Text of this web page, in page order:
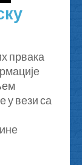
првака
у вези са